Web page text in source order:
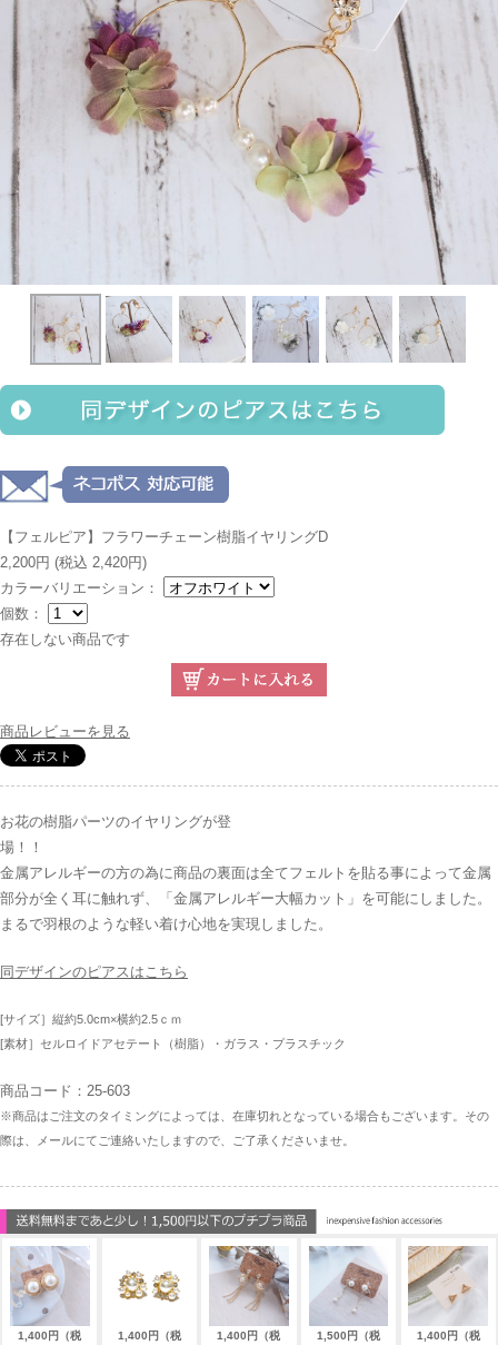
【フェルピア】フラワーチェーン樹脂イヤリングD
2,200円 (税込 2,420円)
カラーバリエーション：
個数：
存在しない商品です
商品レビューを見る
お花の樹脂パーツのイヤリングが登
場！
金属アレルギーの方の為に商品の裏面は全てフェルトを貼る事によって金属
部分が全く耳に触れず、「金属アレルギー大幅カット」を可能にしました。
まるで羽根のような軽い着け心地を実現しました。
同デザインのピアスはこちら
[サイズ］縦約5.0cm×横約2.5ｃｍ
[素材］セルロイドアセテート（樹脂）・ガラス・プラスチック
商品コード：25-603
※商品はご注文のタイミングによっては、在庫切れとなっている場合もございます。その
際は、メールにてご連絡いたしますので、ご了承くださいませ。
1,400円（税 1,400円（税 1,400円（税 1,500円（税 1,400円（税